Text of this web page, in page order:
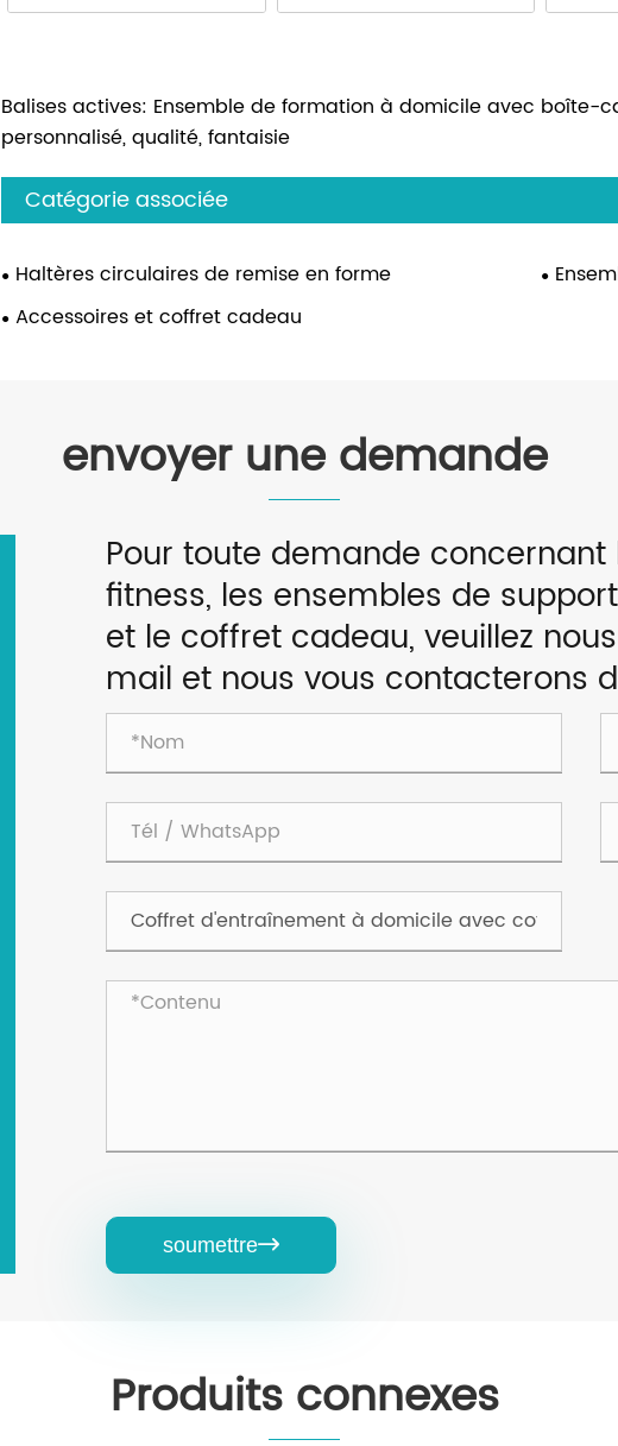
Balises actives: Ensemble de formation à domicile avec boîte-
personnalisé, qualité, fantaisie
Catégorie associée
Haltères circulaires de remise en forme
Accessoires et coffret cadeau
envoyer une demande
Pour toute demande
fitness, les ensembles de
et le coffret cadeau, veuillez
mail et nous vous contacterons
soumettre
Produits connexes